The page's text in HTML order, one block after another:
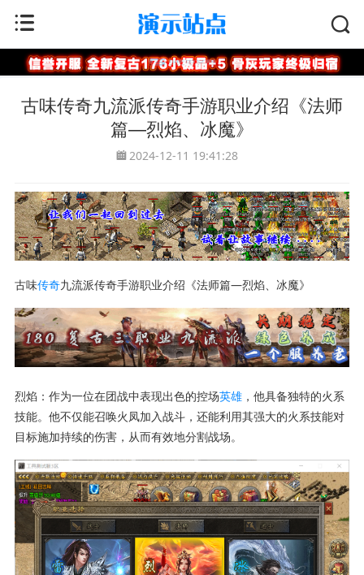
首页>996引擎
古味传奇九流派传奇手游职业介绍《法师
篇—烈焰、冰魔》
2024-12-11 19:41:28
古味传奇九流派传奇手游职业介绍《法师篇—烈焰、冰魔》
烈焰：作为一位在团战中表现出色的控场英雄，他具备独特的火系
技能。他不仅能召唤火凤加入战斗，还能利用其强大的火系技能对
目标施加持续的伤害，从而有效地分割战场。